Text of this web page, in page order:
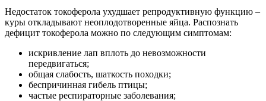
Недостаток токоферола ухудшает репродуктивную функцию –
куры откладывают неоплодотворенные яйца. Распознать
дефицит токоферола можно по следующим симптомам:
искривление лап вплоть до невозможности
передвигаться;
общая слабость, шаткость походки;
беспричинная гибель птицы;
частые респираторные заболевания;